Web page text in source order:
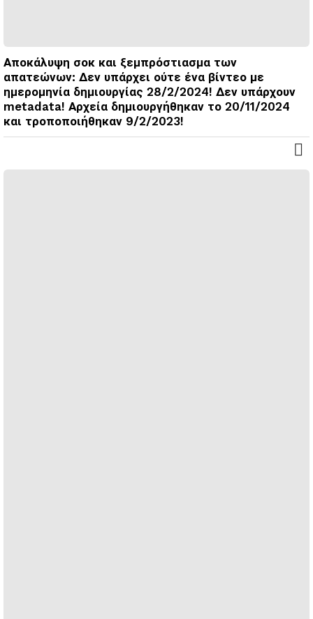
Αποκάλυψη σοκ και ξεμπρόστιασμα των
απατεώνων: Δεν υπάρχει ούτε ένα βίντεο με
ημερομηνία δημιουργίας 28/2/2024! Δεν υπάρχουν
metadata! Αρχεία δημιουργήθηκαν το 20/11/2024
και τροποποιήθηκαν 9/2/2023!